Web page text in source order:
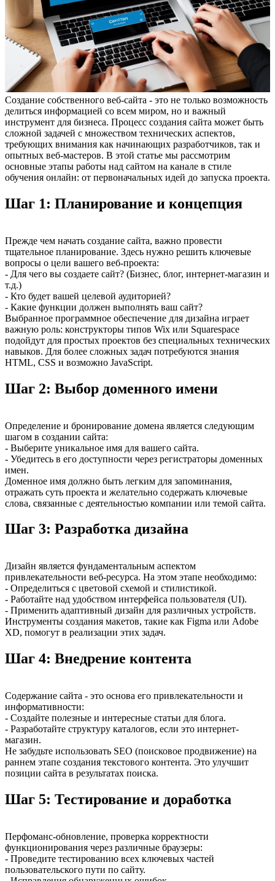
Создание собственного веб-сайта - это не только возможность
делиться информацией со всем миром, но и важный
инструмент для бизнеса. Процесс создания сайта может быть
сложной задачей с множеством технических аспектов,
требующих внимания как начинающих разработчиков, так и
опытных веб-мастеров. В этой статье мы рассмотрим
основные этапы работы над сайтом на канале в стиле
обучения онлайн: от первоначальных идей до запуска проекта.
Шаг 1: Планирование и концепция
Прежде чем начать создание сайта, важно провести
тщательное планирование. Здесь нужно решить ключевые
вопросы о цели вашего веб-проекта:
- Для чего вы создаете сайт? (Бизнес, блог, интернет-магазин и
т.д.)
- Кто будет вашей целевой аудиторией?
- Какие функции должен выполнять ваш сайт?
Выбранное программное обеспечение для дизайна играет
важную роль: конструкторы типов Wix или Squarespace
подойдут для простых проектов без специальных технических
навыков. Для более сложных задач потребуются знания
HTML, CSS и возможно JavaScript.
Шаг 2: Выбор доменного имени
Определение и бронирование домена является следующим
шагом в создании сайта:
- Выберите уникальное имя для вашего сайта.
- Убедитесь в его доступности через регистраторы доменных
имен.
Доменное имя должно быть легким для запоминания,
отражать суть проекта и желательно содержать ключевые
слова, связанные с деятельностью компании или темой сайта.
Шаг 3: Разработка дизайна
Дизайн является фундаментальным аспектом
привлекательности веб-ресурса. На этом этапе необходимо:
- Определиться с цветовой схемой и стилистикой.
- Работайте над удобством интерфейса пользователя (UI).
- Применить адаптивный дизайн для различных устройств.
Инструменты создания макетов, такие как Figma или Adobe
XD, помогут в реализации этих задач.
Шаг 4: Внедрение контента
Содержание сайта - это основа его привлекательности и
информативности:
- Создайте полезные и интересные статьи для блога.
- Разработайте структуру каталогов, если это интернет-
магазин.
Не забудьте использовать SEO (поисковое продвижение) на
раннем этапе создания текстового контента. Это улучшит
позиции сайта в результатах поиска.
Шаг 5: Тестирование и доработка
Перфоманс-обновление, проверка корректности
функционирования через различные браузеры:
- Проведите тестированию всех ключевых частей
пользовательского пути по сайту.